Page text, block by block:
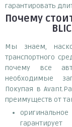
гарантировать
Почему
Мы знаем,
транспортного
почему все
необходимые
Покупая в
преимуществ от